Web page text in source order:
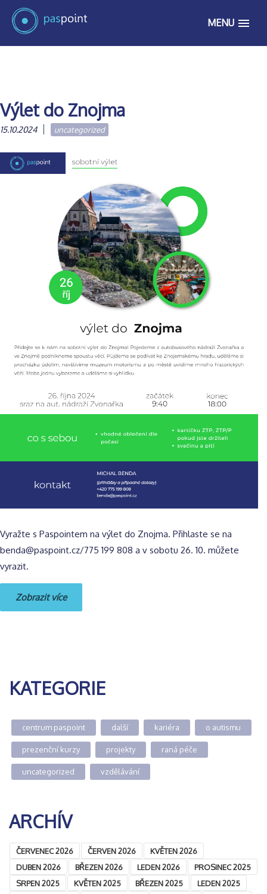
MENU
Výlet do Znojma
15.10.2024 uncategorized
Vyražte s Paspointem na výlet do Znojma. Přihlaste se na
benda@paspoint.cz/775 199 808 a v sobotu 26. 10. můžete
vyrazit.
Zobrazit více
KATEGORIE
centrum paspoint další kariéra o autismu
prezenční kurzy projekty raná péče
uncategorized vzdělávání
ARCHÍV
ČERVENEC 2026 ČERVEN 2026
KVĚTEN 2026
DUBEN 2026
BŘEZEN 2026 LEDEN 2026
PROSINEC 2025
SRPEN 2025
KVĚTEN 2025 BŘEZEN 2025
LEDEN 2025